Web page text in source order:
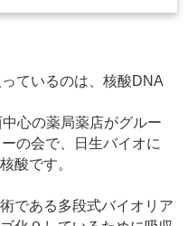
ているのは、核酸DNA
心の薬局薬店がグルー
の会で、日生バイオに
酸です。
である多段式バイオリア